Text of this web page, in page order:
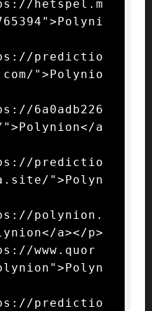
hetspel.m
predictio
">Polynio
6a0adb226
a
predictio
">Polyn
polynion.
a></p>
www.quor
predictio